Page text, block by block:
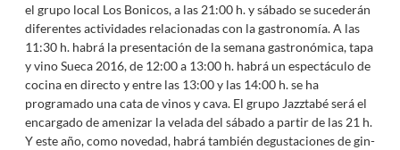
el grupo local Los Bonicos, a las 21:00 h. y sábado se sucederán
diferentes actividades relacionadas con la gastronomía. A las
11:30 h. habrá la presentación de la semana gastronómica, tapa
y vino Sueca 2016, de 12:00 a 13:00 h. habrá un espectáculo de
cocina en directo y entre las 13:00 y las 14:00 h. se ha
programado una cata de vinos y cava. El grupo Jazztabé será el
encargado de amenizar la velada del sábado a partir de las 21 h.
Y este año, como novedad, habrá también degustaciones de gin-